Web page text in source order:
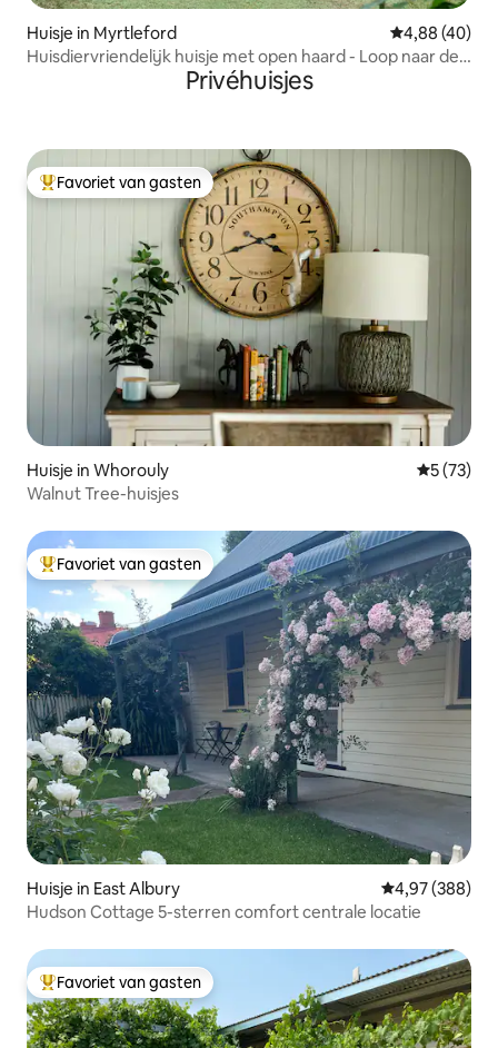
Huisje in Myrtleford Gemiddelde
4,88 (40)
Huisdiervriendelijk huisje met open haard - Loop naar de
Privéhuisjes
Topfavoriet van gasten
Favoriet van gasten
Huisje in Whorouly
5 (73)
Walnut Tree-huisjes
Topfavoriet van gasten
Favoriet van gasten
Huisje in East Albury Gemiddelde
4,97 (388)
Hudson Cottage 5-sterren comfort centrale locatie
Topfavoriet van gasten
Favoriet van gasten